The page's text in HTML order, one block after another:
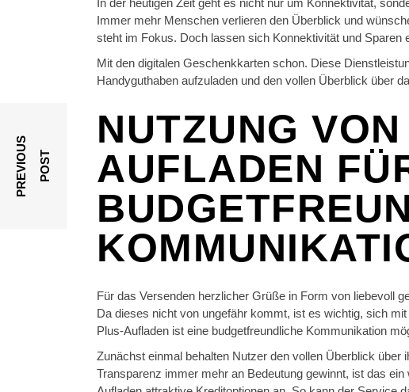
In der heutigen Zeit geht es nicht nur um Konnektivität,
Immer mehr Menschen verlieren den Überblick und
steht im Fokus. Doch lassen sich Konnektivität und Sparen
Mit den digitalen Geschenkkarten schon. Diese
Handyguthaben aufzuladen und den vollen Überblick über
NUTZUNG
AUFLADEN
Für das Versenden herzlicher Grüße in Form von liebevoll
Da dieses nicht von ungefähr kommt, ist es wichtig, sich
Plus-Aufladen ist eine budgetfreundliche Kommunikation
Zunächst einmal behalten Nutzer den vollen Überblick über
Transparenz immer mehr an Bedeutung gewinnt, ist das
P
R
E
V
I
O
U
S
P
O
S T